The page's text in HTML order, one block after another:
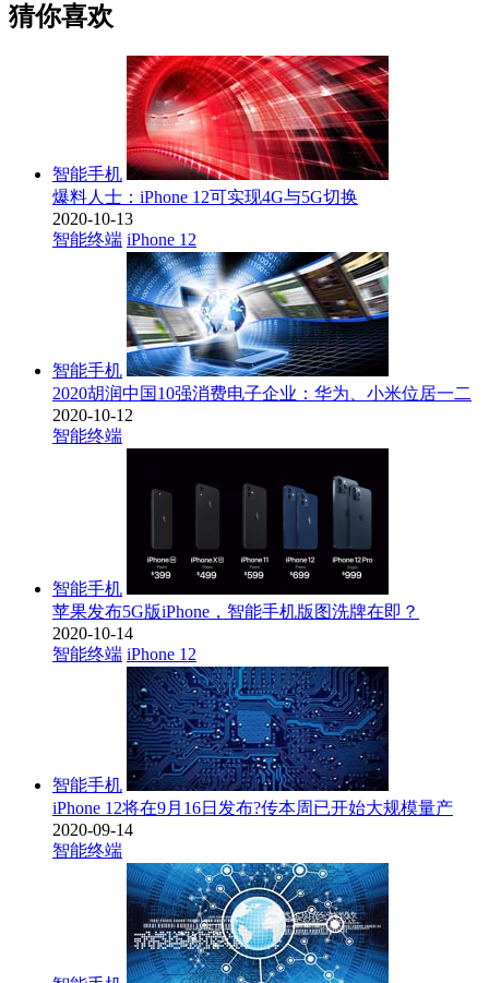
猜你喜欢
智能手机
爆料人士：iPhone 12可实现4G与5G切换
2020-10-13
智能终端 iPhone 12
智能手机
2020胡润中国10强消费电子企业：华为、小米位居一二
2020-10-12
智能终端
智能手机
苹果发布5G版iPhone，智能手机版图洗牌在即？
2020-10-14
智能终端 iPhone 12
智能手机
iPhone 12将在9月16日发布?传本周已开始大规模量产
2020-09-14
智能终端